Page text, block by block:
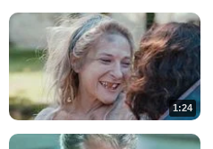
1:24